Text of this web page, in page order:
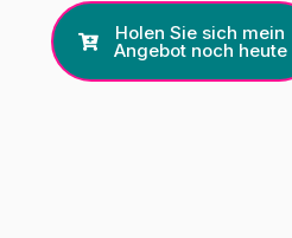
Holen Sie sich mein
Angebot noch heute